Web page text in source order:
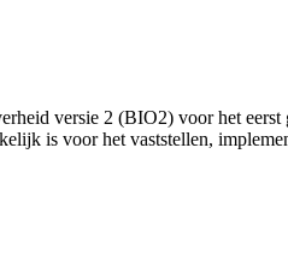
versie 2 (BIO2) voor het
is voor het vaststellen,